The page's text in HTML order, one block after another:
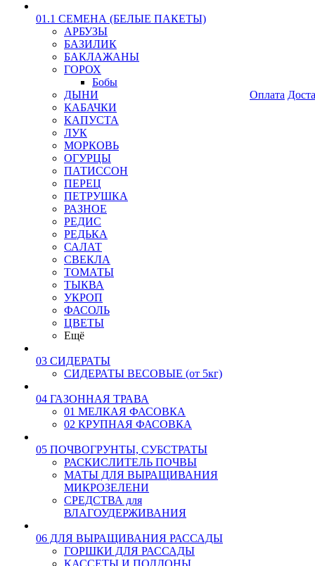
01.1 СЕМЕНА (БЕЛЫЕ ПАКЕТЫ)
АРБУЗЫ
БАЗИЛИК
БАКЛАЖАНЫ
ГОРОХ
Бобы
ДЫНИ
КАБАЧКИ
КАПУСТА
ЛУК
МОРКОВЬ
ОГУРЦЫ
ПАТИССОН
ПЕРЕЦ
ПЕТРУШКА
РАЗНОЕ
РЕДИС
РЕДЬКА
САЛАТ
СВЕКЛА
ТОМАТЫ
ТЫКВА
УКРОП
ФАСОЛЬ
ЦВЕТЫ
Ещё
03 СИДЕРАТЫ
СИДЕРАТЫ ВЕСОВЫЕ (от 5кг)
04 ГАЗОННАЯ ТРАВА
01 МЕЛКАЯ ФАСОВКА
02 КРУПНАЯ ФАСОВКА
05 ПОЧВОГРУНТЫ, СУБСТРАТЫ
РАСКИСЛИТЕЛЬ ПОЧВЫ
МАТЫ ДЛЯ ВЫРАЩИВАНИЯ
МИКРОЗЕЛЕНИ
СРЕДСТВА для
ВЛАГОУДЕРЖИВАНИЯ
06 ДЛЯ ВЫРАЩИВАНИЯ РАССАДЫ
ГОРШКИ ДЛЯ РАССАДЫ
КАССЕТЫ И ПОДДОНЫ
Оплата